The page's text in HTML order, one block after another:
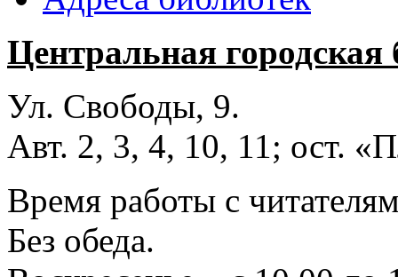
Центральная
Ул. Свободы, 9.
Авт. 2, 3, 4, 10, 11; ост.
Время работы с
Без обеда.